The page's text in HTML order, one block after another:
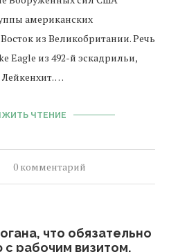
американских
из Великобритании. Речь
Eagle из 492-й эскадрильи,
…
ЧТЕНИЕ
0 комментарий
что обязательно
рабочим визитом.